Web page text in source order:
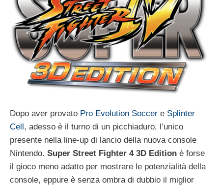
Dopo aver provato Pro Evolution Soccer e Splinter
Cell , adesso è il turno di un picchiaduro, l’unico
presente nella line-up di lancio della nuova console
Nintendo. Super Street Fighter 4 3D Edition è forse
il gioco meno adatto per mostrare le potenzialità della
console, eppure è senza ombra di dubbio il miglior